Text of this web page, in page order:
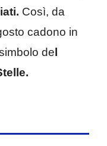
Così, da
cadono in
del